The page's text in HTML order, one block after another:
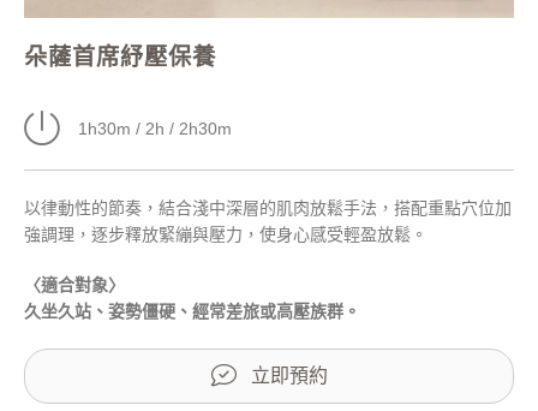
朵薩首席紓壓保養
1h30m / 2h / 2h30m
以律動性的節奏，結合淺中深層的肌肉放鬆手法，搭配重點穴位加
強調理，逐步釋放緊繃與壓力，使身心感受輕盈放鬆。
〈適合對象〉
久坐久站、姿勢僵硬、經常差旅或高壓族群。
立即預約